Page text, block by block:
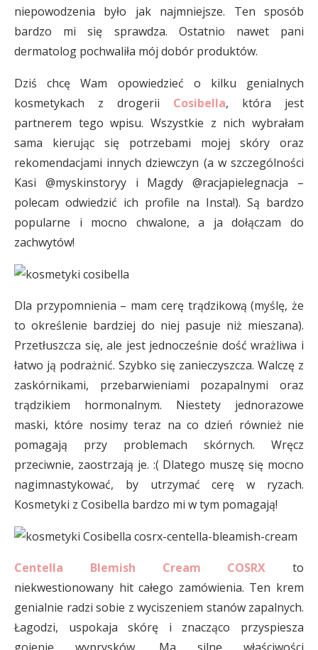
niepowodzenia było jak najmniejsze. Ten sposób
bardzo mi się sprawdza. Ostatnio nawet pani
dermatolog pochwaliła mój dobór produktów.
Dziś chcę Wam opowiedzieć o kilku genialnych
kosmetykach z drogerii Cosibella, która jest
partnerem tego wpisu. Wszystkie z nich wybrałam
sama kierując się potrzebami mojej skóry oraz
rekomendacjami innych dziewczyn (a w szczególności
Kasi @myskinstoryy i Magdy @racjapielegnacja –
polecam odwiedzić ich profile na Insta!). Są bardzo
popularne i mocno chwalone, a ja dołączam do
zachwytów!
Dla przypomnienia – mam cerę trądzikową (myślę, że
to określenie bardziej do niej pasuje niż mieszana).
Przetłuszcza się, ale jest jednocześnie dość wrażliwa i
łatwo ją podrażnić. Szybko się zanieczyszcza. Walczę z
zaskórnikami, przebarwieniami pozapalnymi oraz
trądzikiem hormonalnym. Niestety jednorazowe
maski, które nosimy teraz na co dzień również nie
pomagają przy problemach skórnych. Wręcz
przeciwnie, zaostrzają je. :( Dlatego muszę się mocno
nagimnastykować, by utrzymać cerę w ryzach.
Kosmetyki z Cosibella bardzo mi w tym pomagają!
Centella Blemish Cream COSRX to
niekwestionowany hit całego zamówienia. Ten krem
genialnie radzi sobie z wyciszeniem stanów zapalnych.
Łagodzi, uspokaja skórę i znacząco przyspiesza